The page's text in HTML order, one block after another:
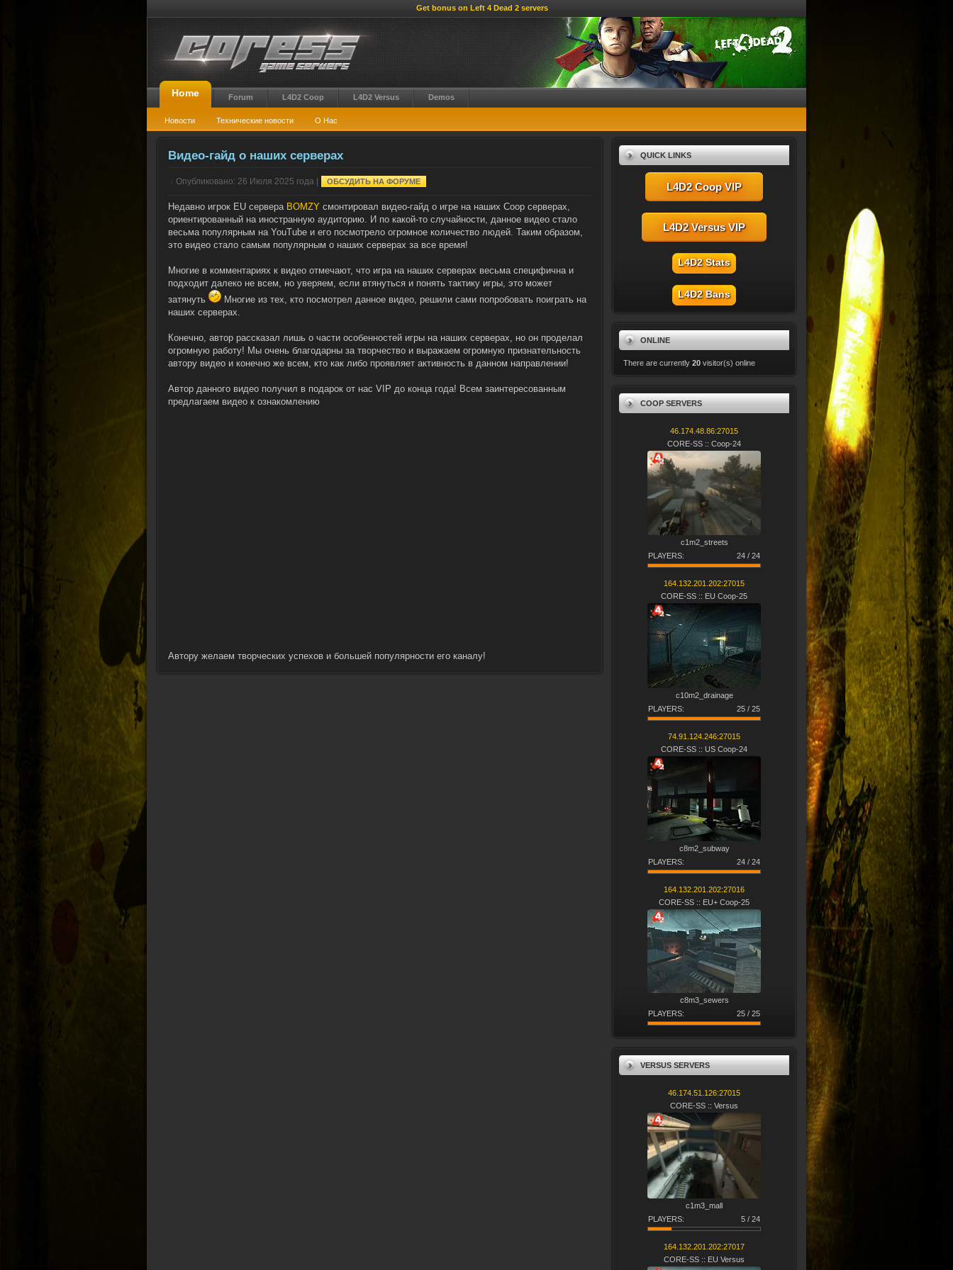
Get bonus on Left 4 Dead 2 servers
Home Forum L4D2 Coop L4D2 Versus Demos
Новости Технические новости О Нас
Видео-гайд о наших серверах
Опубликовано: 26 Июля 2025 года | ОБСУДИТЬ НА ФОРУМЕ
Недавно игрок EU сервера BOMZY смонтировал видео-гайд о игре на наших Coop серверах,
ориентированный на иностранную аудиторию. И по какой-то случайности, данное видео стало
весьма популярным на YouTube и его посмотрело огромное количество людей. Таким образом,
это видео стало самым популярным о наших серверах за все время!
Многие в комментариях к видео отмечают, что игра на наших серверах весьма специфична и
подходит далеко не всем, но уверяем, если втянуться и понять тактику игры, это может
затянуть
Многие из тех, кто посмотрел данное видео, решили сами попробовать поиграть на
наших серверах.
Конечно, автор рассказал лишь о части особенностей игры на наших серверах, но он проделал
огромную работу! Мы очень благодарны за творчество и выражаем огромную признательность
автору видео и конечно же всем, кто как либо проявляет активность в данном направлении!
Автор данного видео получил в подарок от нас VIP до конца года! Всем заинтересованным
предлагаем видео к ознакомлению
Автору желаем творческих успехов и большей популярности его каналу!
QUICK LINKS
L4D2 Coop VIP
L4D2 Versus VIP
L4D2 Stats
L4D2 Bans
ONLINE
There are currently 20 visitor(s) online
COOP SERVERS
46.174.48.86:27015
CORE-SS :: Coop-24
c1m2_streets
PLAYERS:
24 / 24
164.132.201.202:27015
CORE-SS :: EU Coop-25
c10m2_drainage
PLAYERS:
25 / 25
74.91.124.246:27015
CORE-SS :: US Coop-24
c8m2_subway
PLAYERS:
24 / 24
164.132.201.202:27016
CORE-SS :: EU+ Coop-25
c8m3_sewers
PLAYERS:
25 / 25
VERSUS SERVERS
46.174.51.126:27015
CORE-SS :: Versus
c1m3_mall
PLAYERS:
5 / 24
164.132.201.202:27017
CORE-SS :: EU Versus